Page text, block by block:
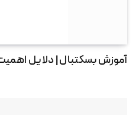
آموزش بسکتبال | دلایل